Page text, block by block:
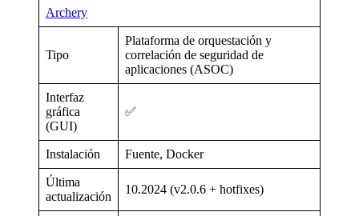
Archery
Tipo
Plataforma de orquestación y
correlación de seguridad de
aplicaciones (ASOC)
Interfaz
gráfica
(GUI)
✅
Instalación Fuente, Docker
Última
actualización
10.2024 (v2.0.6 + hotfixes)